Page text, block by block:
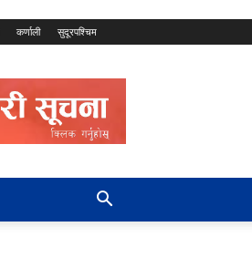
कर्णाली सुदूरपश्चिम